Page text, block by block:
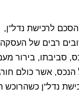
לרכישת נדל"ן,
רבים של העסקה
סביבתו, בירור
אשר כולם
נדל"ן כשהרוכש